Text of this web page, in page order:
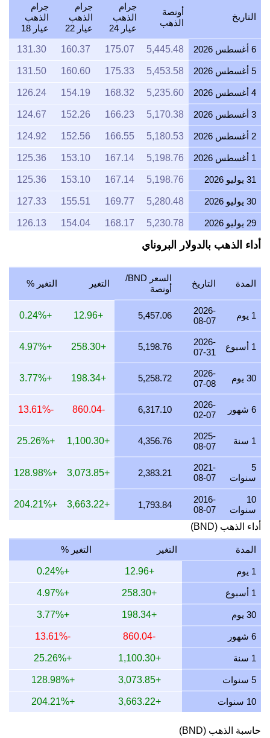
التاريخ
أونصة
الذهب
جرام
الذهب
عيار 24
جرام
الذهب
عيار 22
جرام
الذهب
عيار 18
6 أغسطس 2026 5,445.48
175.07
160.37
131.30
5 أغسطس 2026 5,453.58
175.33
160.60
131.50
4 أغسطس 2026 5,235.60
168.32
154.19
126.24
3 أغسطس 2026 5,170.38
166.23
152.26
124.67
2 أغسطس 2026 5,180.53
166.55
152.56
124.92
1 أغسطس 2026 5,198.76
167.14
153.10
125.36
31 يوليو 2026 5,198.76
167.14
153.10
125.36
30 يوليو 2026 5,280.48
169.77
155.51
127.33
29 يوليو 2026 5,230.78
168.17
154.04
126.13
28 يوليو 2026 5,215.81
27 يوليو 2026 5,266.18
169.31
155.09
126.98
26 يوليو 2026 5,227.81
168.07
153.96
126.06
25 يوليو 2026 5,227.81
153.96
126.06
24 يوليو 2026 5,245.72
168.65
23 يوليو 2026 5,226.20
153.91
126.02
22 يوليو 2026 5,357.99
157.79
129.19
21 يوليو 2026 5,243.91
168.59
19 يوليو 2026 5,184.01
166.67
152.67
125.00
18 يوليو 2026
17 يوليو 2026
16 يوليو 2026 5,135.05
165.09
151.22
123.82
15 يوليو 2026
14 يوليو 2026 5,256.50
154.80
13 يوليو 2026 5,171.10
166.25
152.29
124.69
12 يوليو 2026 5,313.81
170.84
156.49
128.13
11 يوليو 2026 5,313.81
170.84
156.49
128.13
10 يوليو 2026 5,292.04
170.14
155.85
127.60
9 يوليو 2026 5,344.62
171.83
157.40
128.87
8 يوليو 2026 5,258.72
169.07
154.87
126.80
أداء الذهب بالدولار البروناي
المدة التاريخ
السعر BND/
أونصة
التغير التغير %
1 يوم
2026-
08-07
5,457.06
+12.96
+0.24%
1 أسبوع
2026-
07-31
5,198.76
+258.30
+4.97%
30 يوم
2026-
07-08
5,258.72
+198.34
+3.77%
6 شهور
2026-
02-07
6,317.10
-860.04
-13.61%
1 سنة
2025-
08-07
4,356.76
+1,100.30
+25.26%
5
سنوات
2021-
08-07
2,383.21
+3,073.85
+128.98%
10
سنوات
2016-
08-07
1,793.84
+3,663.22
+204.21%
أداء الذهب (BND)
المدة التغير التغير %
1 يوم +12.96
+0.24%
1 أسبوع +258.30
+4.97%
30 يوم +198.34
+3.77%
6 شهور -860.04
-13.61%
1 سنة +1,100.30
+25.26%
5 سنوات +3,073.85
+128.98%
10 سنوات +3,663.22
+204.21%
حاسبة الذهب (BND)